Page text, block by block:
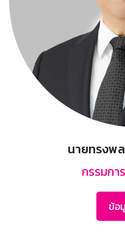
นายทรงพ
กรรมกา
ข้อ